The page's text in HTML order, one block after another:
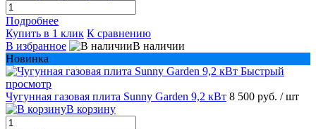
Подробнее
Купить в 1 клик К сравнению
В избранное
В наличии
Новинка
Быстрый
просмотр
Чугунная газовая плита Sunny Garden 9,2 кВт 8 500 руб. / шт
В корзину